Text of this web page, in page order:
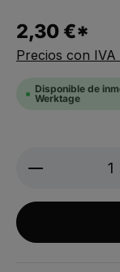
2,30 €*
Precios con
Disponible de
Werktage
Produkt